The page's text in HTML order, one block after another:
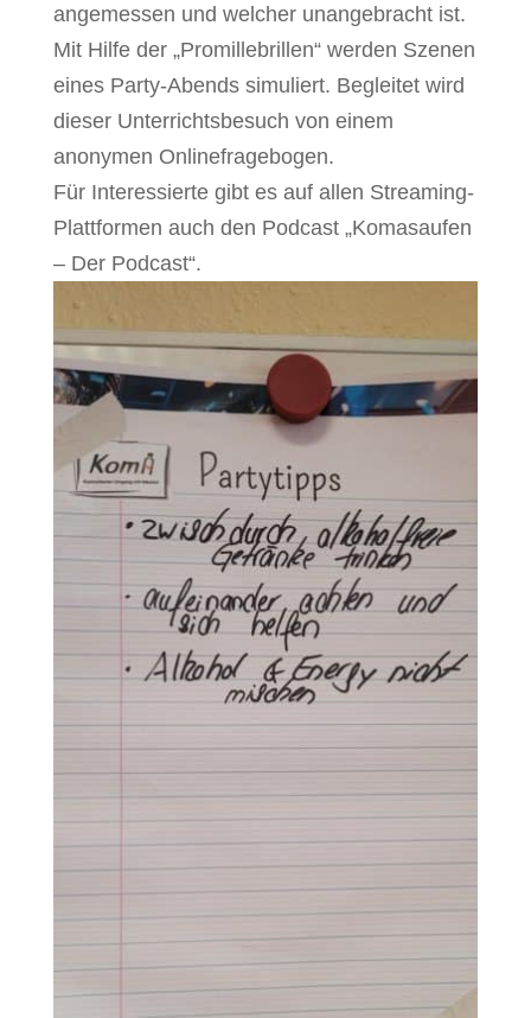
angemessen und welcher unangebracht ist.
Mit Hilfe der „Promillebrillen“ werden Szenen
eines Party-Abends simuliert. Begleitet wird
dieser Unterrichtsbesuch von einem
anonymen Onlinefragebogen.
Für Interessierte gibt es auf allen Streaming-
Plattformen auch den Podcast „Komasaufen
– Der Podcast“.